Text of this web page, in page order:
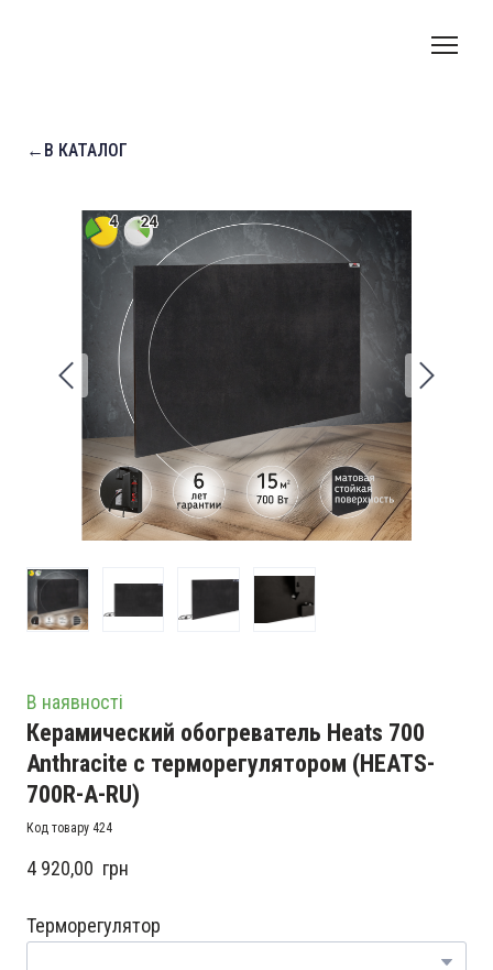
←В КАТАЛОГ
В наявності
Керамический обогреватель Heats 700
Anthracite с терморегулятором (HEATS-
700R-A-RU)
Код товару 424
4 920,00  грн
Терморегулятор